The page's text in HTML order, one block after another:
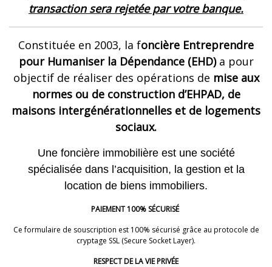
transaction sera rejetée par votre banque.
Constituée en 2003, la foncière Entreprendre
pour Humaniser la Dépendance (EHD) a pour
objectif de réaliser des opérations de mise aux
normes ou de construction d’EHPAD, de
maisons intergénérationnelles et de logements
sociaux.
Une foncière immobilière est une société
spécialisée dans l’acquisition, la gestion et la
location de biens immobiliers.
PAIEMENT 100% SÉCURISÉ
Ce formulaire de souscription est 100% sécurisé grâce au protocole de
cryptage SSL (Secure Socket Layer).
RESPECT DE LA VIE PRIVÉE